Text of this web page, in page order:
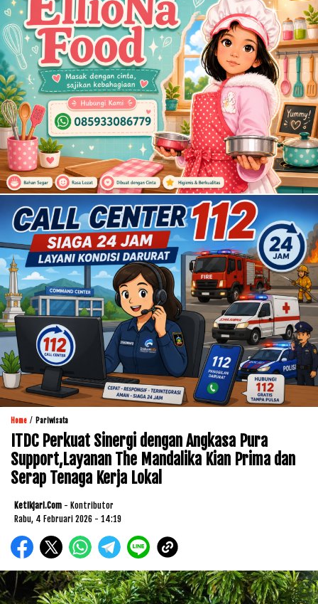
Home / Pariwisata
ITDC Perkuat Sinergi dengan Angkasa Pura
Support,Layanan The Mandalika Kian Prima dan
Serap Tenaga Kerja Lokal
Ketikjari.com - Kontributor
Rabu, 4 Februari 2026 - 14:19